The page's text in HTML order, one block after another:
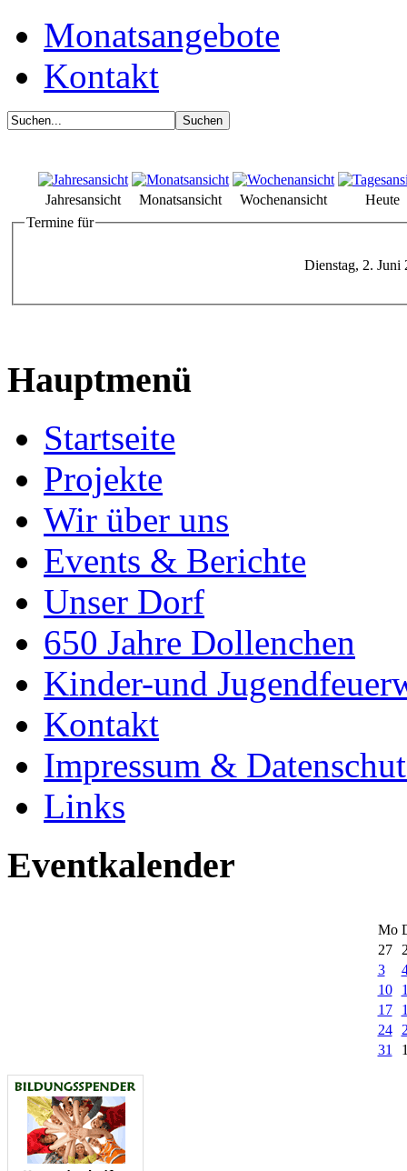
Monatsangebote
Kontakt
Jahresansicht Monatsansicht Wochenansicht
Heute
Termine für
Dienstag, 2. Juni
Hauptmenü
Startseite
Projekte
Wir über uns
Events & Berichte
Unser Dorf
650 Jahre Dollenchen
Kinder-und
Kontakt
Impressum &
Links
Eventkalender
Mo
27
3
10
17
24
31